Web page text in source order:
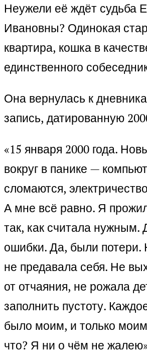
Неужели её ждёт судьба
Ивановны? Одинокая
квартира, кошка в
единственного
Она вернулась к
запись, датированную
«15 января 2000 года.
вокруг в панике —
сломаются,
А мне всё равно. Я
так, как считала нужным.
ошибки. Да, были потери.
не предавала себя. Не
от отчаяния, не рожала
заполнить пустоту.
было моим, и только
что? Я ни о чём не